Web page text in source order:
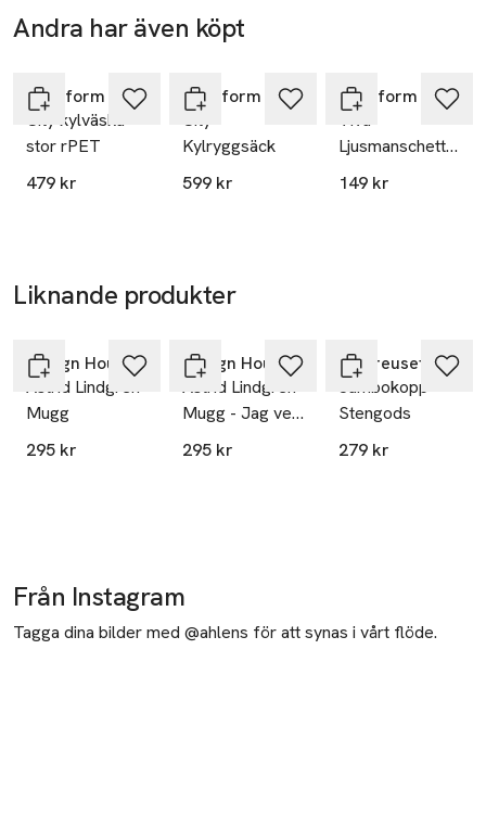
Andra har även köpt
Sagaform
City kylväska
stor rPET
479 kr
Sagaform
City
Kylryggsäck
599 kr
Sagaform
Viva
Ljusmanschett,
2-Pack
149 kr
Liknande produkter
Design House Stockholm
Astrid Lindgren
Mugg
295 kr
Design House Stockholm
Astrid Lindgren
Mugg - Jag vet
en som ska
295 kr
Le Creuset
Jumbokopp
Stengods
279 kr
Från Instagram
Tagga dina bilder med @ahlens för att synas i vårt flöde.